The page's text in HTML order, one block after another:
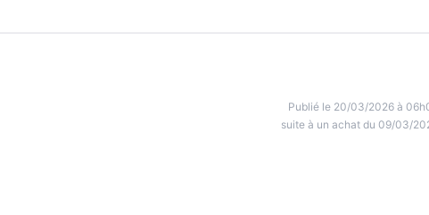
Publié le 20/03/2026 à
suite à un achat du 09/03/